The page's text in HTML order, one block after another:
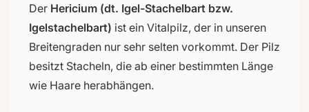
Der Hericium (dt. Igel-Stachelbart bzw.
Igelstachelbart) ist ein Vitalpilz, der in unseren
Breitengraden nur sehr selten vorkommt. Der Pilz
besitzt Stacheln, die ab einer bestimmten Länge
wie Haare herabhängen.